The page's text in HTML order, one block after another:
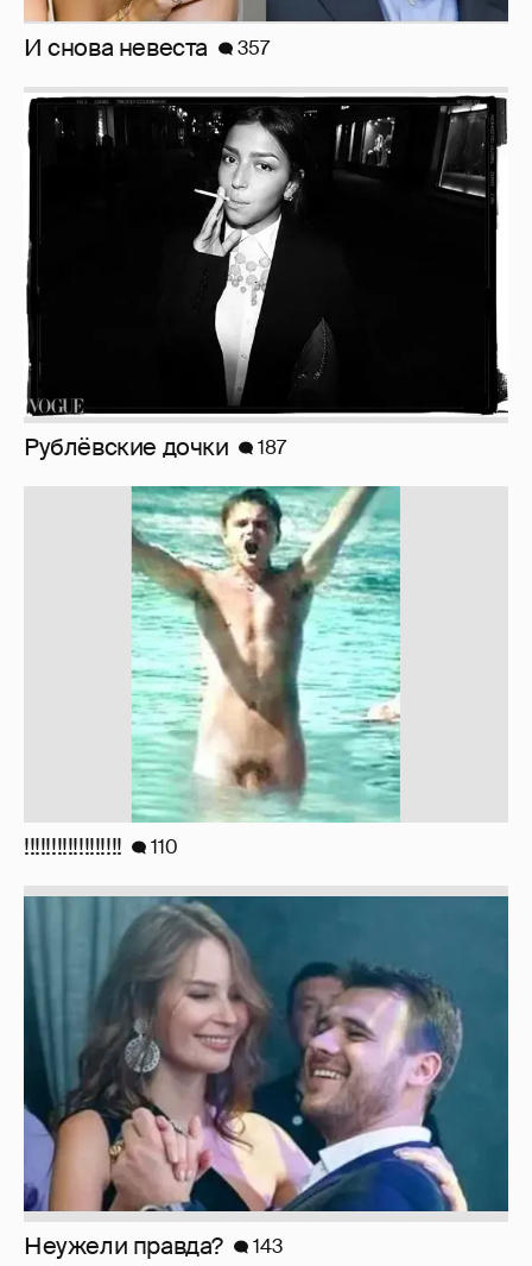
И снова невеста 357
Рублёвские дочки 187
!!!!!!!!!!!!!!!!!! 110
Неужели правда? 143